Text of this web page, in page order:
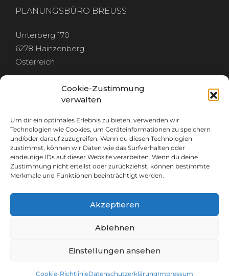
Cookie-Zustimmung
verwalten
Um dir ein optimales Erlebnis zu bieten, verwenden wir
Technologien wie Cookies, um Geräteinformationen zu speichern
und/oder darauf zuzugreifen. Wenn du diesen Technologien
zustimmst, können wir Daten wie das Surfverhalten oder
eindeutige IDs auf dieser Website verarbeiten. Wenn du deine
Zustimmung nicht erteilst oder zurückziehst, können bestimmte
Merkmale und Funktionen beeinträchtigt werden.
Akzeptieren
Ablehnen
Einstellungen ansehen
Cookie-RichtlinieDatenschutzerklärungImpressum
PLANUNGSBÜRO BREUSS
Unterberg 170
6278 Hainzenberg
Österreich
RECHTLICHES
IMPRESSUM
DATENSCHUTZ
info@plan-breuss.at